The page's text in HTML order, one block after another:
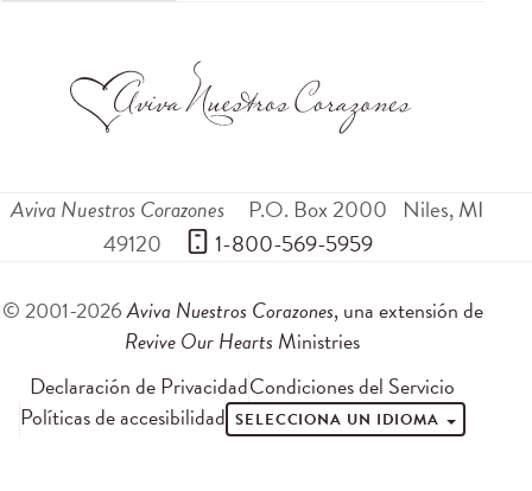
Aviva Nuestros Corazones P.O. Box 2000 Niles,MI
49120
1-800-569-5959
© 2001-2026Aviva Nuestros Corazones, una extensión de
Revive Our Hearts Ministries
Declaración de PrivacidadCondiciones del Servicio
Políticas de accesibilidad SELECCIONA UN IDIOMA